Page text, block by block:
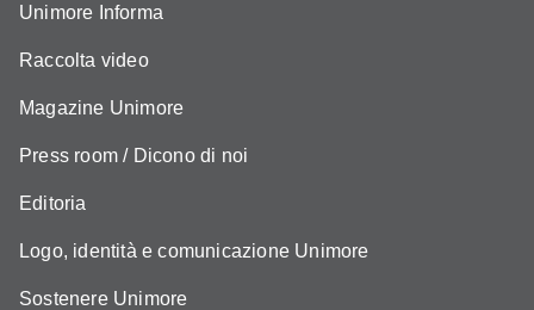
Unimore Informa
Raccolta video
Magazine Unimore
Press room / Dicono di noi
Editoria
Logo, identità e comunicazione Unimore
Sostenere Unimore